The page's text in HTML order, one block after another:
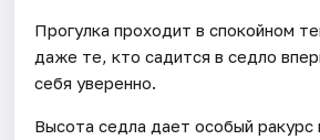
Прогулка проходит в спокойном
даже те, кто садится в седло
себя уверенно.
Высота седла дает особый